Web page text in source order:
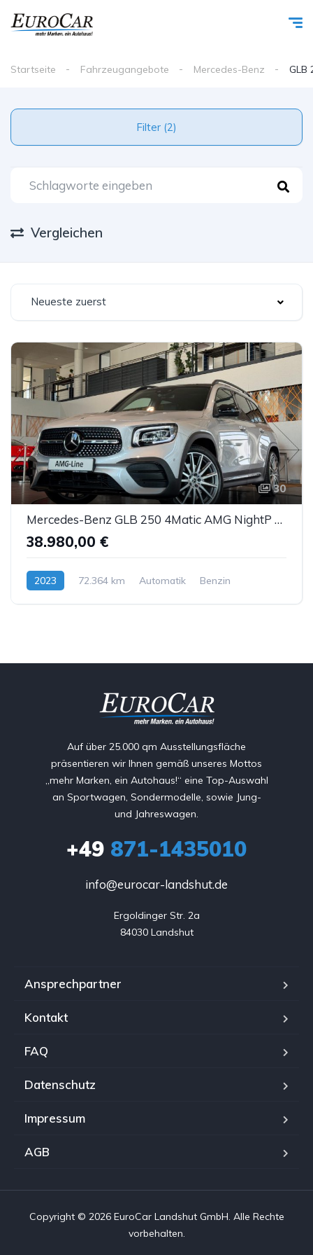
Startseite Fahrzeugangebote Mercedes-Benz GLB
Filter (2)
Vergleichen
Neueste zuerst
30
Mercedes-Benz GLB 250 4Matic AMG NightP MBUX Pano LED DTR AHK
38.980,00 €
2023 72.364 km Automatik Benzin
Auf über 25.000 qm Ausstellungsfläche
präsentieren wir Ihnen gemäß unseres Mottos
„mehr Marken, ein Autohaus!“ eine Top-Auswahl
an Sportwagen, Sondermodelle, sowie Jung-
und Jahreswagen.
+49 871-1435010
info@eurocar-landshut.de
Ergoldinger Str. 2a
84030 Landshut
Ansprechpartner
Kontakt
FAQ
Datenschutz
Impressum
AGB
Copyright © 2026 EuroCar Landshut GmbH. Alle Rechte
vorbehalten.